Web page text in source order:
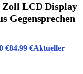
Zoll LCD Display
Gegensprechen
€84.99 €Aktueller